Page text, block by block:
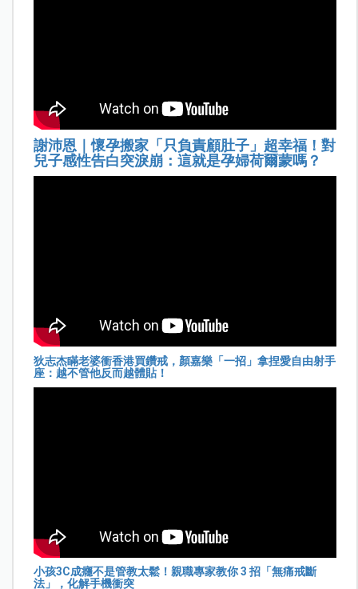
謝沛恩｜懷孕搬家「只負責顧肚子」超幸福！對
兒子感性告白突淚崩：這就是孕婦荷爾蒙嗎？
狄志杰瞞老婆衝香港買鑽戒，顏嘉樂「一招」拿捏愛自由射手
座：越不管他反而越體貼！
小孩3C成癮不是管教太鬆！親職專家教你 3 招「無痛戒斷
法」，化解手機衝突